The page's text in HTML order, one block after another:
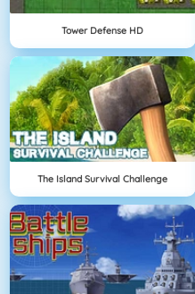
Tower Defense HD
The Island Survival Challenge